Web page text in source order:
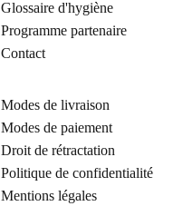
Glossaire d'hygiène
Programme partenaire
Contact
Modes de livraison
Modes de paiement
Droit de rétractation
Politique de confidentialité
Mentions légales